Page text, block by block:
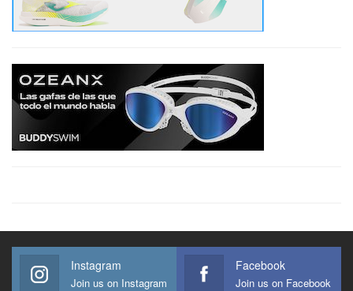
Instagram
Join us on Instagram
Facebook
Join us on Facebook